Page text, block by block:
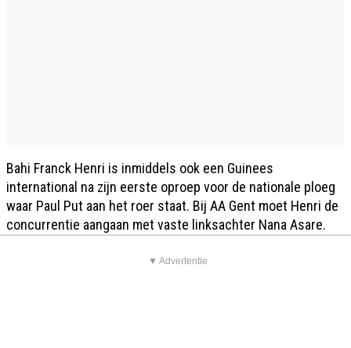
Bahi Franck Henri is inmiddels ook een Guinees
international na zijn eerste oproep voor de nationale ploeg
waar Paul Put aan het roer staat. Bij AA Gent moet Henri de
concurrentie aangaan met vaste linksachter Nana Asare.
▼ Advertentie